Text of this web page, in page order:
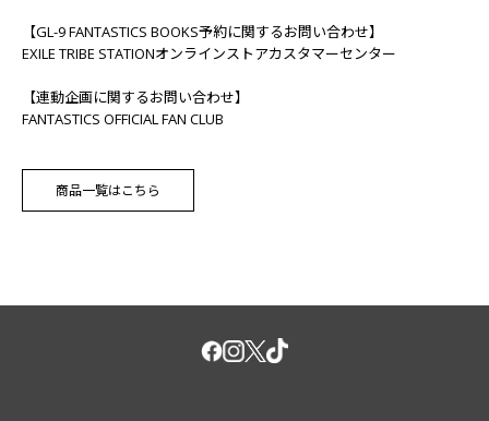
【GL-9 FANTASTICS BOOKS予約に関するお問い合わせ】
EXILE TRIBE STATIONオンラインストアカスタマーセンター
【連動企画に関するお問い合わせ】
FANTASTICS OFFICIAL FAN CLUB
商品一覧はこちら